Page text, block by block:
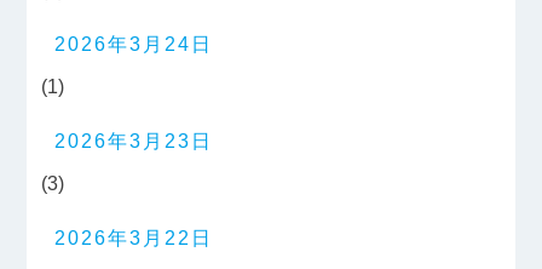
2026年3月24日
(1)
2026年3月23日
(3)
2026年3月22日